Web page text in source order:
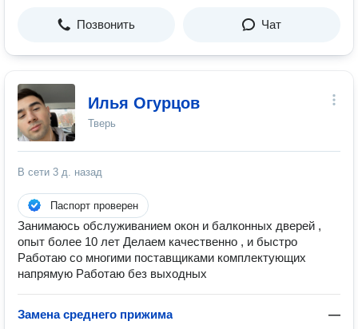
Позвонить Чат
Илья Огурцов
Тверь
В сети 3 д. назад
Паспорт проверен
Занимаюсь обслуживанием окон и балконных дверей ,
опыт более 10 лет Делаем качественно , и быстро
Работаю со многими поставщиками комплектующих
напрямую Работаю без выходных
Замена среднего прижима —